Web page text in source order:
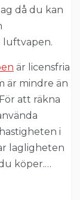
då du kan
luftvapen.
är licensfria
är mindre än
att räkna
i
lagligheten
köper.…